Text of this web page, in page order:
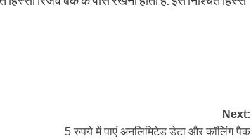
Next:
5 रुपये में पाएं अनलिमिटेड डेटा और कॉलिंग पैक